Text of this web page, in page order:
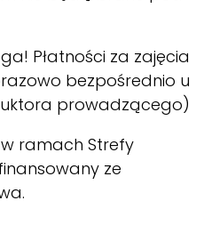
Płatności za zajęcia
bezpośrednio u
prowadzącego)
ramach Strefy
ze